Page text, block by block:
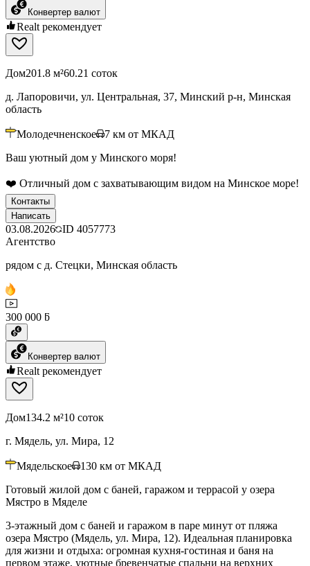
Конвертер валют
Realt рекомендует
Дом201.8 м²60.21 соток
д. Лапоровичи, ул. Центральная, 37, Минский р-н, Минская
область
Молодечненское 7 км от МКАД
Ваш уютный дом у Минского моря!
❤️ Отличный дом с захватывающим видом на Минское море!
Контакты
Написать
03.08.2026 ID 4057773
Агентство
рядом с д. Стецки, Минская область
300 000 ƃ
Конвертер валют
Realt рекомендует
Дом134.2 м²10 соток
г. Мядель, ул. Мира, 12
Мядельское 130 км от МКАД
Готовый жилой дом с баней, гаражом и террасой у озера
Мястро в Мяделе
3-этажный дом с баней и гаражом в паре минут от пляжа
озера Мястро (Мядель, ул. Мира, 12). Идеальная планировка
для жизни и отдыха: огромная кухня-гостиная и баня на
первом этаже, уютные бревенчатые спальни на верхних